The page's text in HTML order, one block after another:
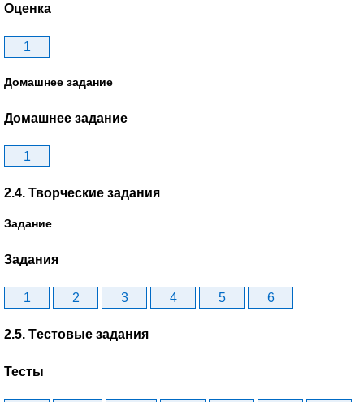
Оценка
1
Домашнее задание
Домашнее задание
1
2.4. Творческие задания
Задание
Задания
1 2 3 4 5 6
2.5. Tестовые задания
Тесты